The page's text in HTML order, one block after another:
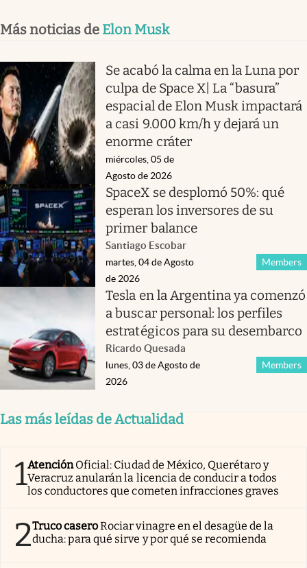
Más noticias de Elon Musk
Se acabó la calma en la Luna por
culpa de Space X| La “basura”
espacial de Elon Musk impactará
a casi 9.000 km/h y dejará un
enorme cráter
miércoles, 05 de
Agosto de 2026
SpaceX se desplomó 50%: qué
esperan los inversores de su
primer balance
Santiago Escobar
Members
martes, 04 de Agosto
de 2026
Tesla en la Argentina ya comenzó
a buscar personal: los perfiles
estratégicos para su desembarco
Ricardo Quesada
Members
lunes, 03 de Agosto de
2026
Las más leídas de Actualidad
1AtenciónOficial: Ciudad de México, Querétaro y
Veracruz anularán la licencia de conducir a todos
los conductores que cometen infracciones graves
2Truco caseroRociar vinagre en el desagüe de la
ducha: para qué sirve y por qué se recomienda